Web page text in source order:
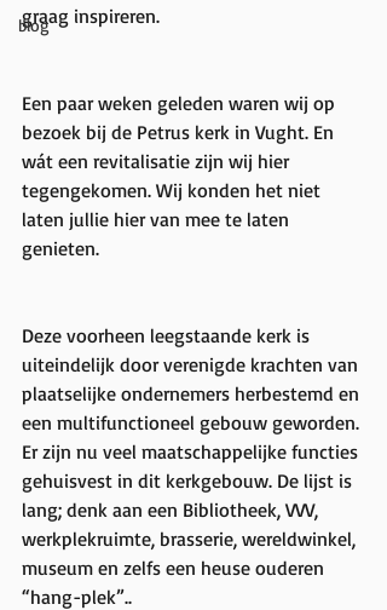
blog
graag inspireren.
Een paar weken geleden waren wij op
bezoek bij de Petrus kerk in Vught. En
wát een revitalisatie zijn wij hier
tegengekomen. Wij konden het niet
laten jullie hier van mee te laten
genieten.
Deze voorheen leegstaande kerk is
uiteindelijk door verenigde krachten van
plaatselijke ondernemers herbestemd en
een multifunctioneel gebouw geworden.
Er zijn nu veel maatschappelijke functies
gehuisvest in dit kerkgebouw. De lijst is
lang; denk aan een Bibliotheek, VVV,
werkplekruimte, brasserie, wereldwinkel,
museum en zelfs een heuse ouderen
“hang-plek”..